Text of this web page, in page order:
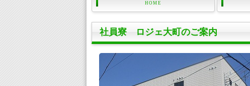
HOME
社員寮 ロジェ大町のご案内